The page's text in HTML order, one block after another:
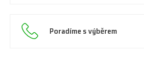
Poradíme s výběrem